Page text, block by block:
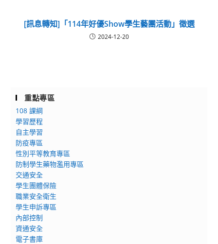
[訊息轉知]「114年好優Show學生藝團活動」徵選
2024-12-20
重點專區
108 課綱
學習歷程
自主學習
防疫專區
性別平等教育專區
防制學生藥物濫用專區
交通安全
學生團體保險
職業安全衛生
學生申訴專區
內部控制
資通安全
電子書庫